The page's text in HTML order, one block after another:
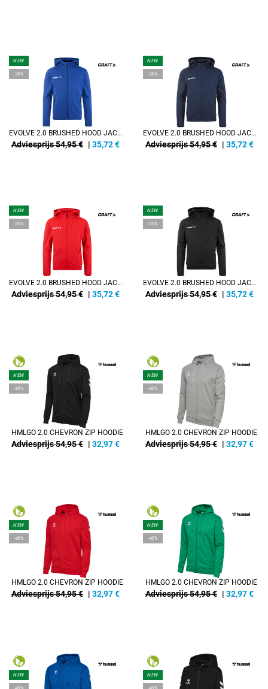
NEW
-35%
EVOLVE 2.0 BRUSHED HOOD JACKET JR
Adviesprijs 54,95 € | 35,72€
NEW
-35%
EVOLVE 2.0 BRUSHED HOOD JACKET JR
Adviesprijs 54,95 € | 35,72€
NEW
-35%
EVOLVE 2.0 BRUSHED HOOD JACKET JR
Adviesprijs 54,95 € | 35,72€
NEW
-35%
EVOLVE 2.0 BRUSHED HOOD JACKET JR
Adviesprijs 54,95 € | 35,72€
NEW
-40%
HMLGO 2.0 CHEVRON ZIP HOODIE
Adviesprijs 54,95 € | 32,97€
NEW
-40%
HMLGO 2.0 CHEVRON ZIP HOODIE
Adviesprijs 54,95 € | 32,97€
NEW
-40%
HMLGO 2.0 CHEVRON ZIP HOODIE
Adviesprijs 54,95 € | 32,97€
NEW
-40%
HMLGO 2.0 CHEVRON ZIP HOODIE
Adviesprijs 54,95 € | 32,97€
NEW
-40%
NEW
-40%